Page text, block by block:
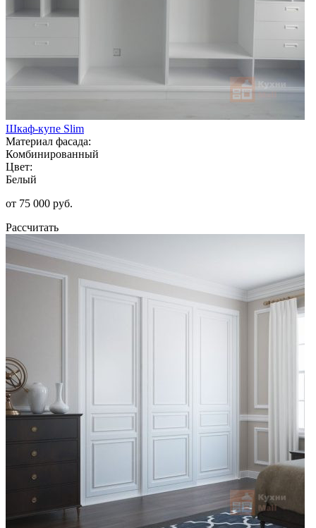
Шкаф-купе Slim
Материал фасада:
Комбинированный
Цвет:
Белый
от 75 000 руб.
Рассчитать